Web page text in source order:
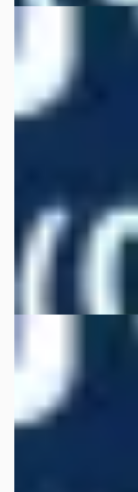
1.0 TSI Business 115
€ 22.950
Autobedrijf
Bekijk
Volkswagen
1.0 TSI Life Edition
€ 23.450
v.a. € 497/mnd